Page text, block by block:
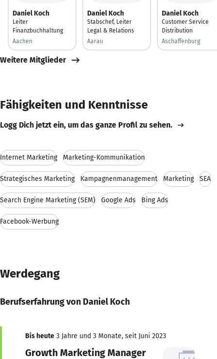
Daniel Koch
Leiter
Finanzbuchhaltung
Aachen
Daniel Koch
Stabschef, Leiter
Legal & Relations
Aarau
Daniel Koch
Customer Service
Distribution
Aschaffenburg
Weitere Mitglieder
Fähigkeiten und Kenntnisse
Logg Dich jetzt ein, um das ganze Profil zu sehen.
Internet Marketing Marketing-Kommunikation
Strategisches Marketing Kampagnenmanagement Marketing SEA
Search Engine Marketing (SEM) Google Ads Bing Ads
Facebook-Werbung
Werdegang
Berufserfahrung von Daniel Koch
Bis heute 3 Jahre und 3 Monate, seit Juni 2023
Growth Marketing Manager